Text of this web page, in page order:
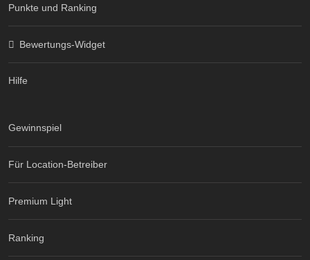
Punkte und Ranking
Bewertungs-Widget
Hilfe
Gewinnspiel
Für Location-Betreiber
Premium Light
Ranking